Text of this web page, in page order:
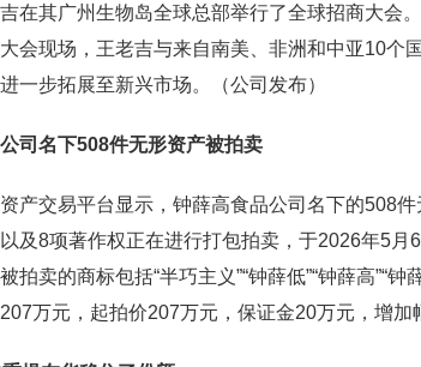
在其广州生物岛全球总部举行了全球招商大会
会现场，王老吉与来自南美、非洲和中亚10个
一步拓展至新兴市场。（公司发布）
司名下508件无形资产被拍卖
产交易平台显示，钟薛高食品公司名下的508
及8项著作权正在进行打包拍卖，于2026年5月
拍卖的商标包括“半巧主义”“钟薛低”“钟薛高”“
万元，起拍价207万元，保证金20万元，增加